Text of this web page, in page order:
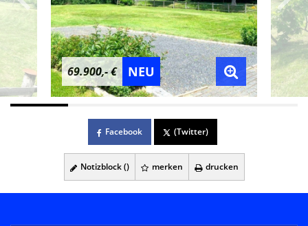
69.900,- € NEU
Facebook (Twitter)
Notizblock () merken drucken